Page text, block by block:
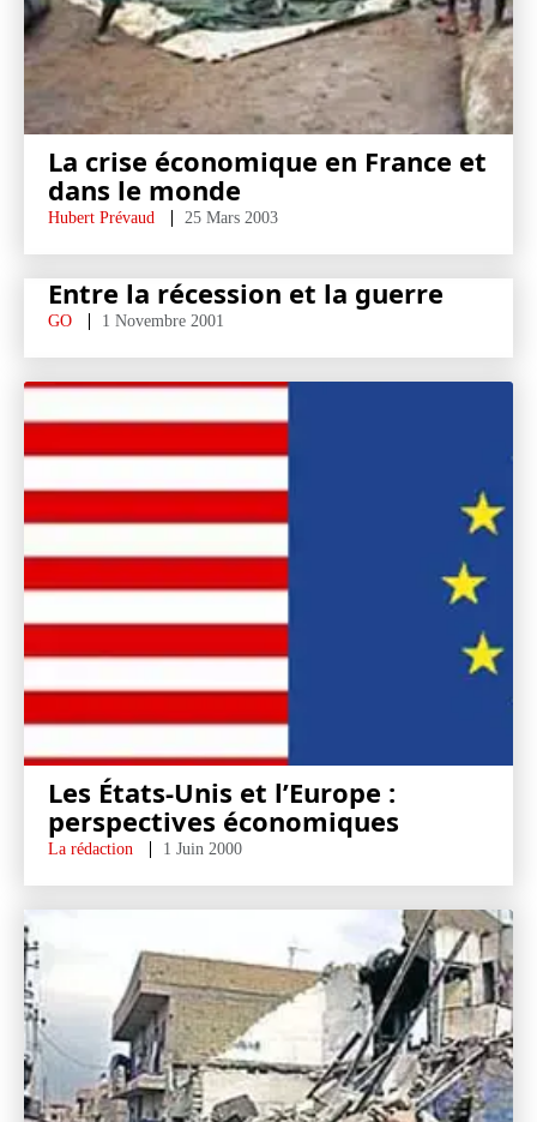
La crise économique en France et
dans le monde
Hubert Prévaud 25 Mars 2003
Entre la récession et la guerre
GO 1 Novembre 2001
Les États-Unis et l’Europe :
perspectives économiques
La rédaction 1 Juin 2000